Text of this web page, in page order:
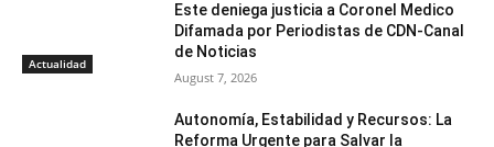
Actualidad
Este deniega justicia a Coronel Medico
Difamada por Periodistas de CDN-Canal
de Noticias
August 7, 2026
Autonomía, Estabilidad y Recursos: La
Reforma Urgente para Salvar la